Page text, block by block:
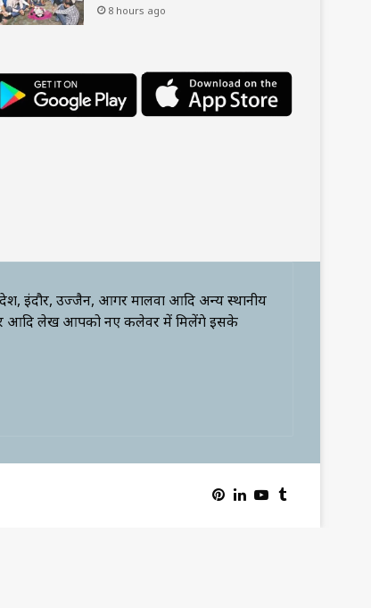
8 hours ago
इंदौर, उज्जैन, आगर मालवा आदि अन्य स्थानीय
आदि लेख आपको नए कलेवर में मिलेंगे इसके
Pinterest
LinkedIn
YouTube